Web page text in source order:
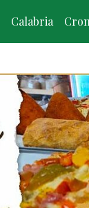
Calabria